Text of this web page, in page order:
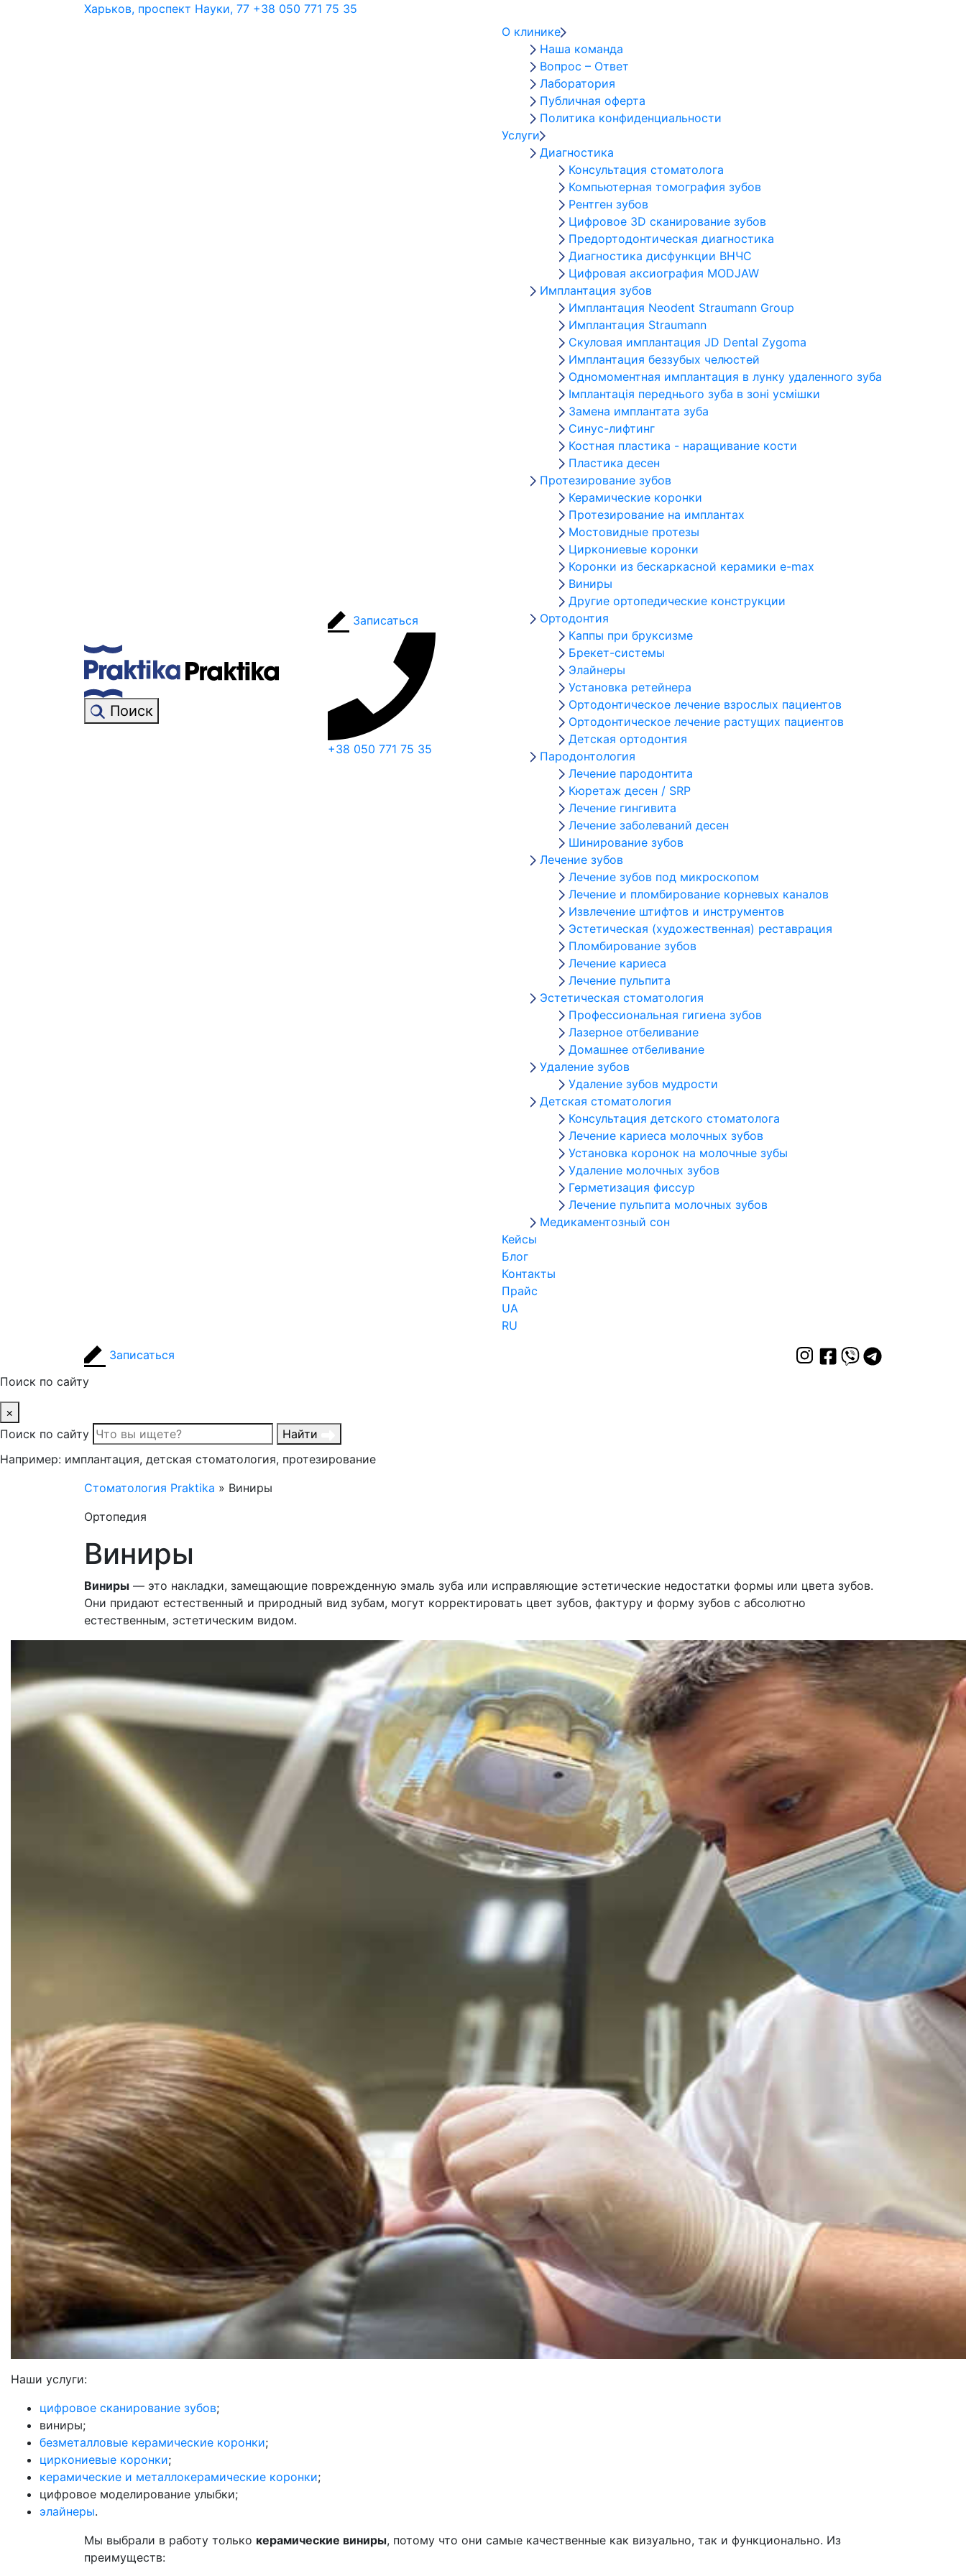
Харьков, проспект Науки, 77 +38 050 771 75 35
Поиск
Записаться
+38 050 771 75 35
О клинике
Наша команда
Вопрос – Ответ
Лаборатория
Публичная оферта
Политика конфиденциальности
Услуги
Диагностика
Консультация стоматолога
Компьютерная томография зубов
Рентген зубов
Цифровое 3D сканирование зубов
Предортодонтическая диагностика
Диагностика дисфункции ВНЧС
Цифровая аксиография MODJAW
Имплантация зубов
Имплантация Neodent Straumann Group
Имплантация Straumann
Скуловая имплантация JD Dental Zygoma
Имплантация беззубых челюстей
Одномоментная имплантация в лунку удаленного зуба
Імплантація переднього зуба в зоні усмішки
Замена имплантата зуба
Синус-лифтинг
Костная пластика - наращивание кости
Пластика десен
Протезирование зубов
Керамические коронки
Протезирование на имплантах
Мостовидные протезы
Циркониевые коронки
Коронки из бескаркасной керамики e-max
Виниры
Другие ортопедические конструкции
Ортодонтия
Каппы при бруксизме
Брекет-системы
Элайнеры
Установка ретейнера
Ортодонтическое лечение взрослых пациентов
Ортодонтическое лечение растущих пациентов
Детская ортодонтия
Пародонтология
Лечение пародонтита
Кюретаж десен / SRP
Лечение гингивита
Лечение заболеваний десен
Шинирование зубов
Лечение зубов
Лечение зубов под микроскопом
Лечение и пломбирование корневых каналов
Извлечение штифтов и инструментов
Эстетическая (художественная) реставрация
Пломбирование зубов
Лечение кариеса
Лечение пульпита
Эстетическая стоматология
Профессиональная гигиена зубов
Лазерное отбеливание
Домашнее отбеливание
Удаление зубов
Удаление зубов мудрости
Детская стоматология
Консультация детского стоматолога
Лечение кариеса молочных зубов
Установка коронок на молочные зубы
Удаление молочных зубов
Герметизация фиссур
Лечение пульпита молочных зубов
Медикаментозный сон
Кейсы
Блог
Контакты
Прайс
UA
RU
Записаться
Поиск по сайту
×
Поиск по сайту
Найти
Например: имплантация, детская стоматология, протезирование
Стоматология Praktika » Виниры
Ортопедия
Виниры
Виниры — это накладки, замещающие поврежденную эмаль зуба или исправляющие эстетические недостатки формы или цвета зубов.
Они придают естественный и природный вид зубам, могут корректировать цвет зубов, фактуру и форму зубов с абсолютно
естественным, эстетическим видом.
Наши услуги:
цифровое сканирование зубов;
виниры;
безметалловые керамические коронки;
циркониевые коронки;
керамические и металлокерамические коронки;
цифровое моделирование улыбки;
элайнеры.
Мы выбрали в работу только керамические виниры, потому что они самые качественные как визуально, так и функционально. Из
преимуществ: